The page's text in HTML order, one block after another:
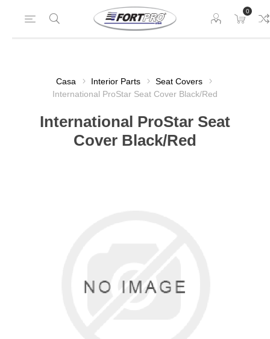
0
Casa Interior Parts
Seat Covers
International ProStar Seat Cover Black/Red
International ProStar Seat
Cover Black/Red